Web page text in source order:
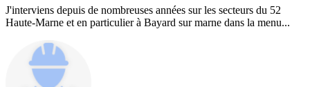
J'interviens depuis de nombreuses années sur les secteurs du 52
Haute-Marne et en particulier à Bayard sur marne dans la menu...